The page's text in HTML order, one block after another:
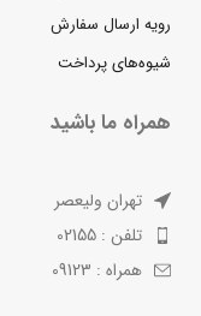
رویه ارسال سفارش
شیوه‌های پرداخت
همراه ما باشید
تهران ولیعصر
تلفن : 02155
همراه : 09123